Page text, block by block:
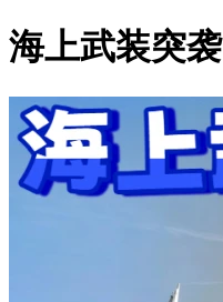
海上武装突袭